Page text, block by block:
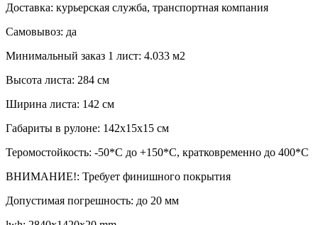
Доставка: курьерская служба, транспортная компания
Самовывоз: да
Минимальный заказ 1 лист: 4.033 м2
Высота листа: 284 см
Ширина листа: 142 см
Габариты в рулоне: 142х15х15 см
Теромостойкость: -50*С до +150*С, кратковременно до 400*C
ВНИМАНИЕ!: Требует финишного покрытия
Допустимая погрешность: до 20 мм